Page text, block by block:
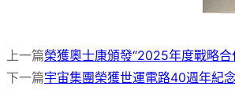
上一篇榮獲奧士康頒發“2025年度戰略合
下一篇宇宙集團榮獲世運電路40週年紀